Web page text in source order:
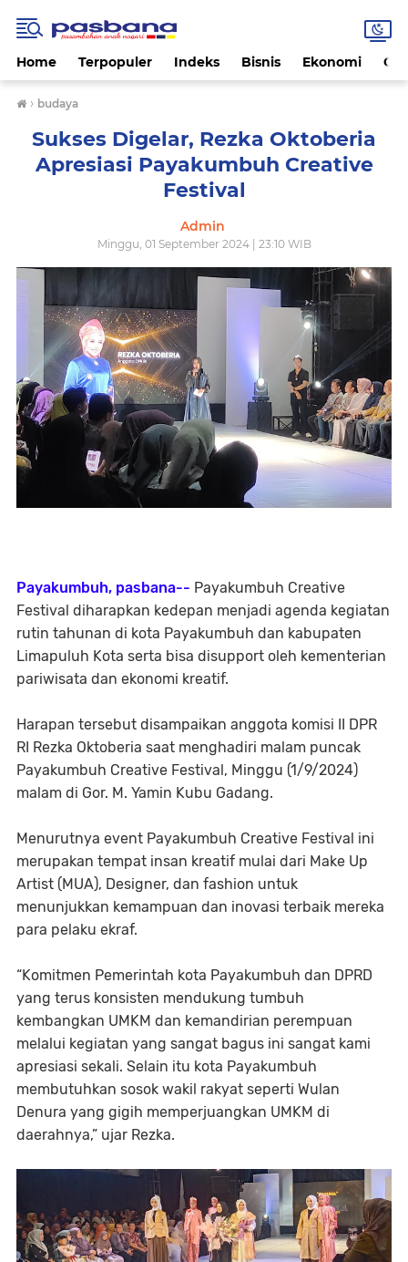
Home Terpopuler Indeks Bisnis Ekonomi
› budaya
Sukses Digelar, Rezka Oktoberia
Apresiasi Payakumbuh Creative
Festival
Admin
Minggu, 01 September 2024 | 23:10 WIB
Payakumbuh, pasbana-- Payakumbuh Creative
Festival diharapkan kedepan menjadi agenda kegiatan
rutin tahunan di kota Payakumbuh dan kabupaten
Limapuluh Kota serta bisa disupport oleh kementerian
pariwisata dan ekonomi kreatif.
Harapan tersebut disampaikan anggota komisi II DPR
RI Rezka Oktoberia saat menghadiri malam puncak
Payakumbuh Creative Festival, Minggu (1/9/2024)
malam di Gor. M. Yamin Kubu Gadang.
Menurutnya event Payakumbuh Creative Festival ini
merupakan tempat insan kreatif mulai dari Make Up
Artist (MUA), Designer, dan fashion untuk
menunjukkan kemampuan dan inovasi terbaik mereka
para pelaku ekraf.
“Komitmen Pemerintah kota Payakumbuh dan DPRD
yang terus konsisten mendukung tumbuh
kembangkan UMKM dan kemandirian perempuan
melalui kegiatan yang sangat bagus ini sangat kami
apresiasi sekali. Selain itu kota Payakumbuh
membutuhkan sosok wakil rakyat seperti Wulan
Denura yang gigih memperjuangkan UMKM di
daerahnya,” ujar Rezka.